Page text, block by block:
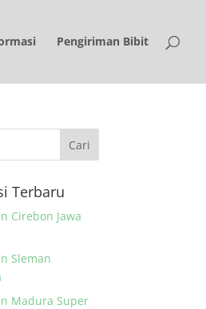
Pengiriman Bibit
Terbaru
Cirebon Jawa
Sleman
Madura Super